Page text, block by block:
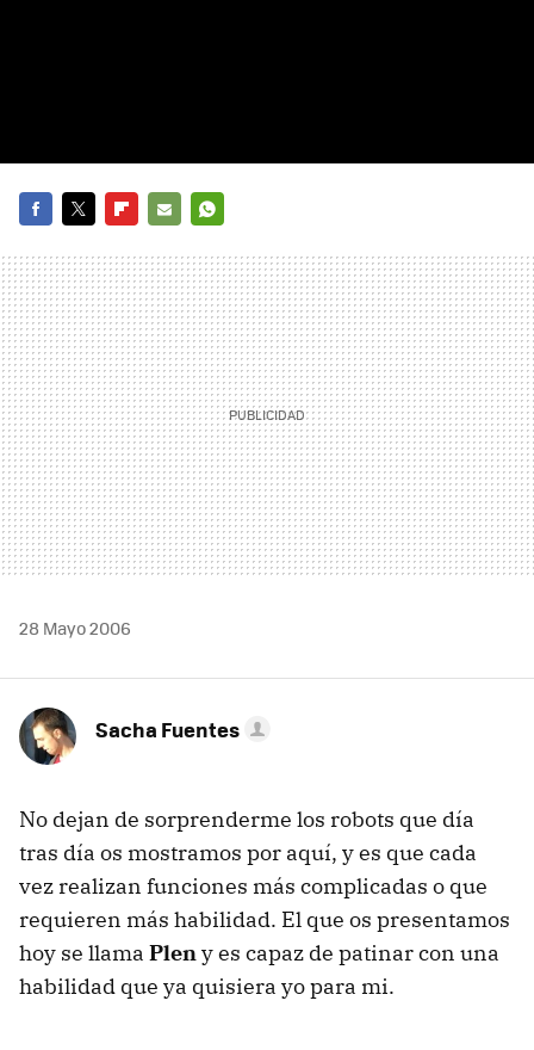
MAIL
28 Mayo 2006
Sacha Fuentes
No dejan de sorprenderme los robots que día
tras día os mostramos por aquí, y es que cada
vez realizan funciones más complicadas o que
requieren más habilidad. El que os presentamos
hoy se llama Pleny es capaz de patinar con una
habilidad que ya quisiera yo para mi.